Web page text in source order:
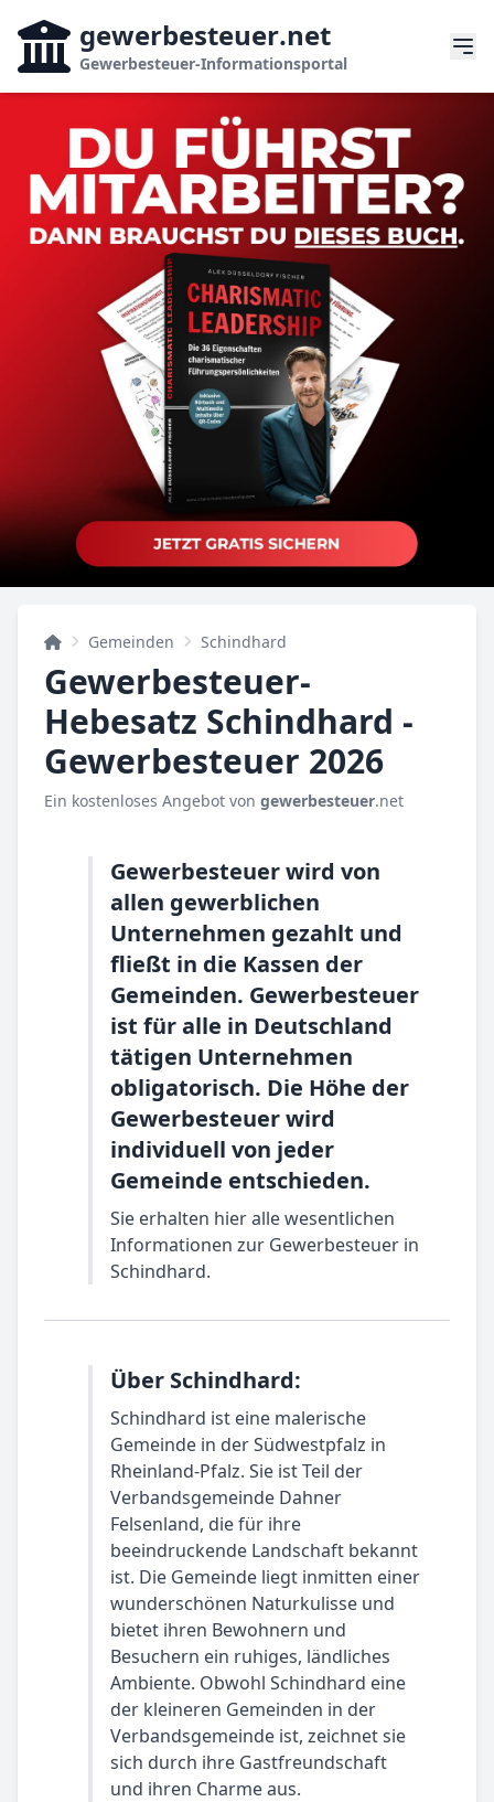
gewerbesteuer.net
Gewerbesteuer-Informationsportal
Gemeinden Schindhard
Gewerbesteuer-
Hebesatz Schindhard -
Gewerbesteuer 2026
Ein kostenloses Angebot von gewerbesteuer.net
Gewerbesteuer wird von
allen gewerblichen
Unternehmen gezahlt und
fließt in die Kassen der
Gemeinden. Gewerbesteuer
ist für alle in Deutschland
tätigen Unternehmen
obligatorisch. Die Höhe der
Gewerbesteuer wird
individuell von jeder
Gemeinde entschieden.
Sie erhalten hier alle wesentlichen
Informationen zur Gewerbesteuer in
Schindhard.
Über Schindhard:
Schindhard ist eine malerische
Gemeinde in der Südwestpfalz in
Rheinland-Pfalz. Sie ist Teil der
Verbandsgemeinde Dahner
Felsenland, die für ihre
beeindruckende Landschaft bekannt
ist. Die Gemeinde liegt inmitten einer
wunderschönen Naturkulisse und
bietet ihren Bewohnern und
Besuchern ein ruhiges, ländliches
Ambiente. Obwohl Schindhard eine
der kleineren Gemeinden in der
Verbandsgemeinde ist, zeichnet sie
sich durch ihre Gastfreundschaft
und ihren Charme aus.